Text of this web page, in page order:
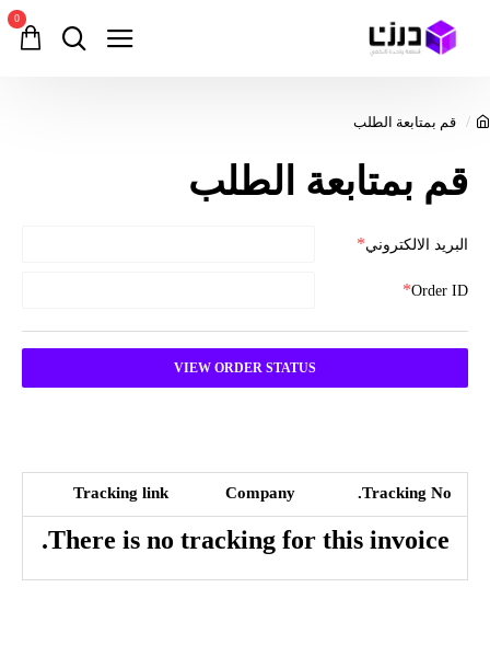
0
قم بمتابعة الطلب
قم بمتابعة الطلب
البريد الالكتروني
Order ID
Tracking No.
Company
Tracking link
There is no tracking for this invoice.